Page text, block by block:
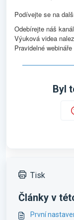
Podívejte se na
Odebírejte náš
Výuková videa
Pravidelné
Byl
Tisk
Články v
První